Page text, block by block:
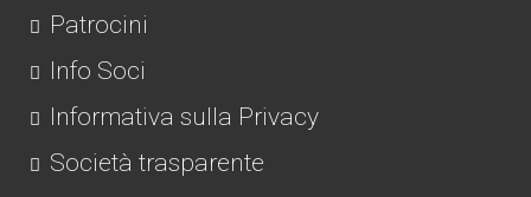
Patrocini
Info Soci
Informativa sulla Privacy
Società trasparente